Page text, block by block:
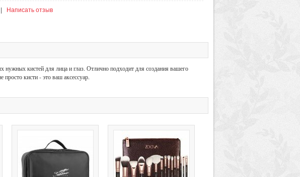
| Написать отзыв
кистей для лица и глаз. Отлично подходит для создания вашего
просто кисти - это ваш аксессуар.